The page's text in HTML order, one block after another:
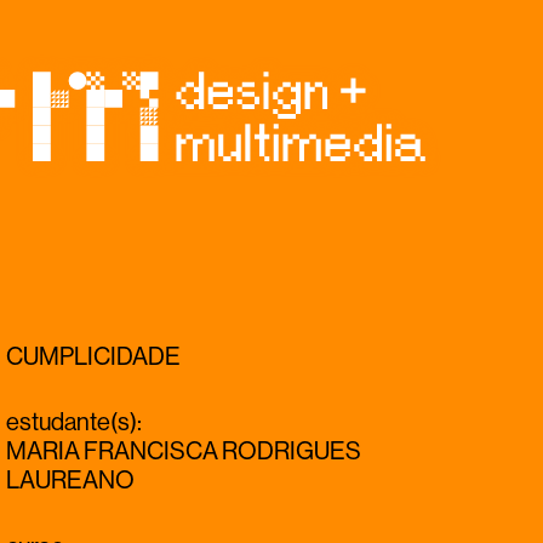
CUMPLICIDADE
estudante(s):
MARIA FRANCISCA RODRIGUES
LAUREANO